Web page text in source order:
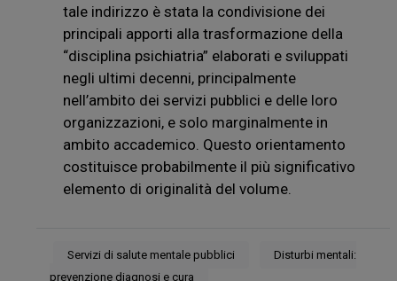
tale indirizzo è stata la condivisione dei
principali apporti alla trasformazione della
“disciplina psichiatria” elaborati e sviluppati
negli ultimi decenni, principalmente
nell’ambito dei servizi pubblici e delle loro
organizzazioni, e solo marginalmente in
ambito accademico. Questo orientamento
costituisce probabilmente il più significativo
elemento di originalità del volume.
Servizi di salute mentale pubblici
Disturbi mentali:
prevenzione diagnosi e cura